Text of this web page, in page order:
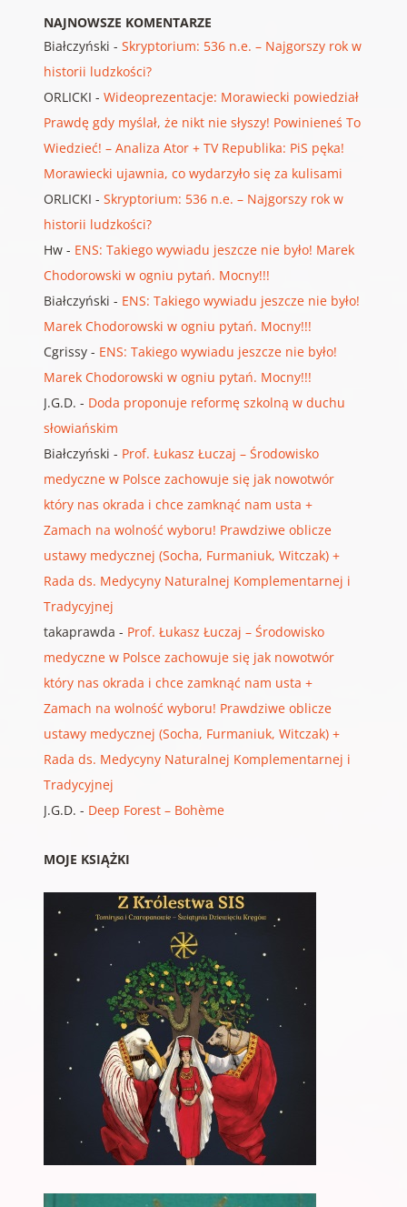
NAJNOWSZE KOMENTARZE
Białczyński - Skryptorium: 536 n.e. – Najgorszy rok w
historii ludzkości?
ORLICKI - Wideoprezentacje: Morawiecki powiedział
Prawdę gdy myślał, że nikt nie słyszy! Powinieneś To
Wiedzieć! – Analiza Ator + TV Republika: PiS pęka!
Morawiecki ujawnia, co wydarzyło się za kulisami
ORLICKI - Skryptorium: 536 n.e. – Najgorszy rok w
historii ludzkości?
Hw- ENS: Takiego wywiadu jeszcze nie było! Marek
Chodorowski w ogniu pytań. Mocny!!!
Białczyński - ENS: Takiego wywiadu jeszcze nie było!
Marek Chodorowski w ogniu pytań. Mocny!!!
Cgrissy- ENS: Takiego wywiadu jeszcze nie było!
Marek Chodorowski w ogniu pytań. Mocny!!!
J.G.D. - Doda proponuje reformę szkolną w duchu
słowiańskim
Białczyński - Prof. Łukasz Łuczaj – Środowisko
medyczne w Polsce zachowuje się jak nowotwór
który nas okrada i chce zamknąć nam usta +
Zamach na wolność wyboru! Prawdziwe oblicze
ustawy medycznej (Socha, Furmaniuk, Witczak) +
Rada ds. Medycyny Naturalnej Komplementarnej i
Tradycyjnej
takaprawda - Prof. Łukasz Łuczaj – Środowisko
medyczne w Polsce zachowuje się jak nowotwór
który nas okrada i chce zamknąć nam usta +
Zamach na wolność wyboru! Prawdziwe oblicze
ustawy medycznej (Socha, Furmaniuk, Witczak) +
Rada ds. Medycyny Naturalnej Komplementarnej i
Tradycyjnej
J.G.D. - Deep Forest – Bohème
MOJE KSIĄŻKI